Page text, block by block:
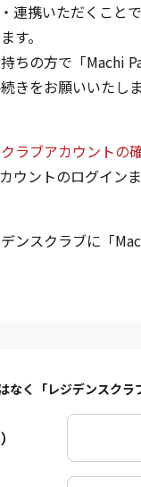
・連携いただくこと
す。
ちの方で「Machi
きをお願いいたしま
ラブアカウントの
ウントのログイン
ンスクラブに「
なく「レジデンスクラ